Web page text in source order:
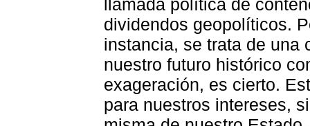
llamada política de
dividendos geopolíticos.
instancia, se trata de una
nuestro futuro histórico
exageración, es cierto.
para nuestros intereses,